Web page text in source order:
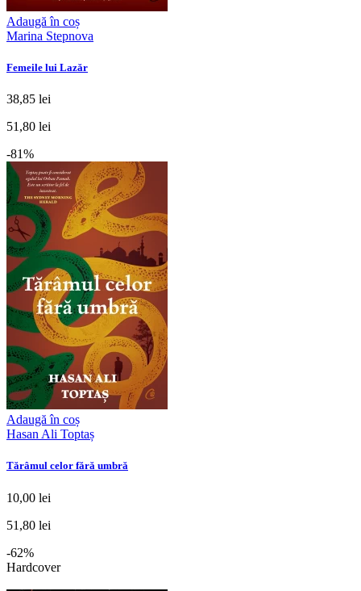
Adaugă în coș
Marina Stepnova
Femeile lui Lazăr
38,85 lei
51,80 lei
-81%
Adaugă în coș
Hasan Ali Toptaș
Tărâmul celor fără umbră
10,00 lei
51,80 lei
-62%
Hardcover